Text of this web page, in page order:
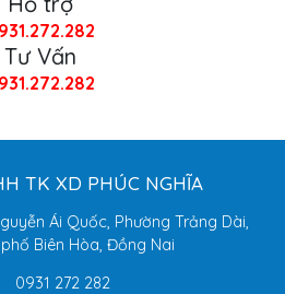
Tư Vấn
TK XD PHÚC NGHĨA
Ái Quốc, Phường Trảng Dài,
Biên Hòa, Đồng Nai
0931 272 282